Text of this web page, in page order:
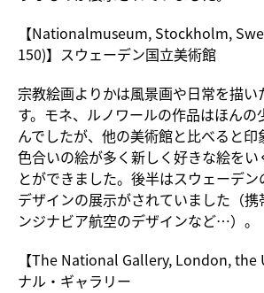
【Nationalmuseum, Stockholm,
150)】スウェーデン国立美術館
宗教絵画よりかは風景画や日常を描い
す。モネ、ルノワールの作品はほんの
んでしたが、他の美術館と比べると印
色合いの絵が多く新しく好きな絵をい
とができました。後半はスウェーデ
デザインの展示がされていました（携
ンジナビア航空のデザインなど…）。
【The National Gallery, London, the
ナル・ギャラリー